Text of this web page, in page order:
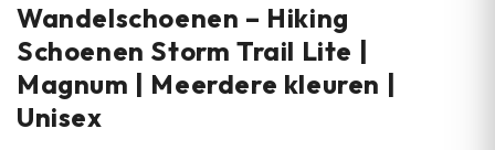
Wandelschoenen – Hiking
Schoenen Storm Trail Lite |
Magnum | Meerdere kleuren |
Unisex